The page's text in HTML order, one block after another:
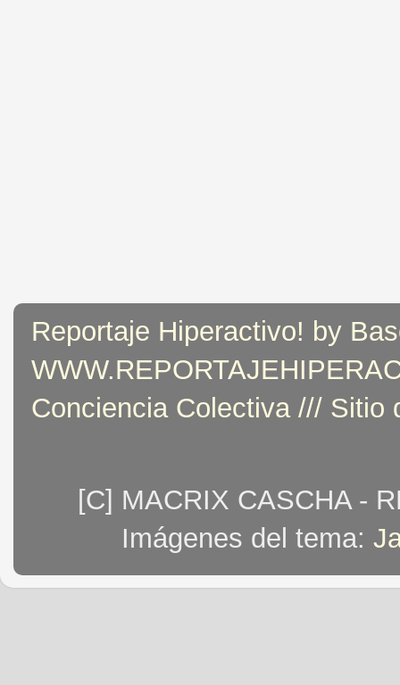
Reportaje Hiperactivo! by
Conciencia Colectiva /// Sitio
[C] MACRIX CASCHA -
Imágenes del tema: